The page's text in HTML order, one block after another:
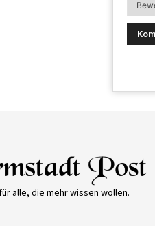
alle, die mehr wissen wollen.